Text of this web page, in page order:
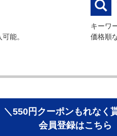
能。
キーワ
価格順
＼550円クーポンもれなく
会員登録はこちら